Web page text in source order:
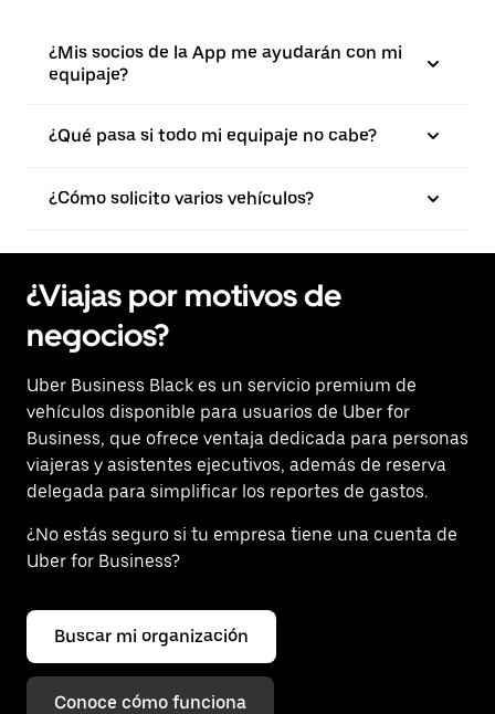
¿Mis socios de la App me ayudarán con mi
equipaje?
¿Qué pasa si todo mi equipaje no cabe?
¿Cómo solicito varios vehículos?
¿Viajas por motivos de
negocios?
Uber Business Black es un servicio premium de
vehículos disponible para usuarios de Uber for
Business, que ofrece ventaja dedicada para personas
viajeras y asistentes ejecutivos, además de reserva
delegada para simplificar los reportes de gastos.
¿No estás seguro si tu empresa tiene una cuenta de
Uber for Business?
Buscar mi organización
Conoce cómo funciona